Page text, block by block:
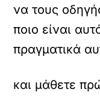
να τους
ποιο είναι
πραγματικά
και μάθετε